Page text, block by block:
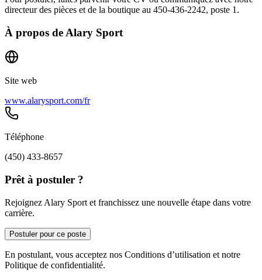
directeur des pièces et de la boutique au 450‑436‑2242, poste 1.
À propos de Alary Sport
Site web
www.alarysport.com/fr
Téléphone
(450) 433-8657
Prêt à postuler ?
Rejoignez Alary Sport et franchissez une nouvelle étape dans votre
carrière.
Postuler pour ce poste
En postulant, vous acceptez nos Conditions d’utilisation et notre
Politique de confidentialité.